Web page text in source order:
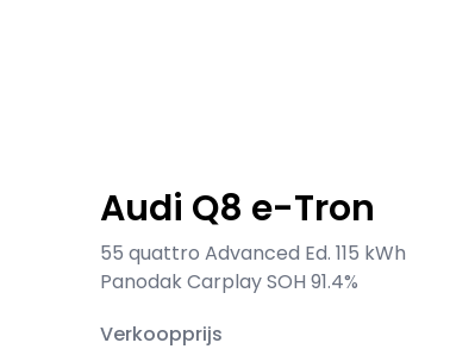
Audi Q8 e-Tron
55 quattro Advanced Ed. 115 kWh
Panodak Carplay SOH 91.4%
Verkoopprijs